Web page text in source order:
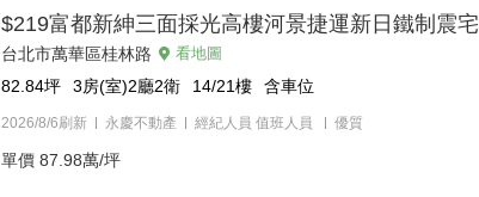
$219富都新紳三面採光高樓河景捷運新日鐵制震宅
台北市萬華區桂林路 看地圖
82.84坪 3房(室)2廳2衛 14/21樓 含車位
2026/8/6刷新 永慶不動產 經紀人員 值班人員 優質
單價 87.98萬/坪